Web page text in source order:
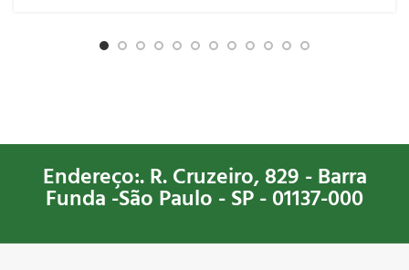
Endereço:. R. Cruzeiro, 829 - Barra
Funda -São Paulo - SP - 01137-000